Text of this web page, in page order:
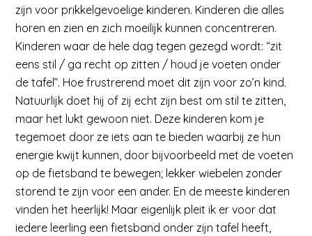
zijn voor prikkelgevoelige kinderen. Kinderen die alles
horen en zien en zich moeilijk kunnen concentreren.
Kinderen waar de hele dag tegen gezegd wordt: “zit
eens stil / ga recht op zitten / houd je voeten onder
de tafel”. Hoe frustrerend moet dit zijn voor zo’n kind.
Natuurlijk doet hij of zij echt zijn best om stil te zitten,
maar het lukt gewoon niet. Deze kinderen kom je
tegemoet door ze iets aan te bieden waarbij ze hun
energie kwijt kunnen, door bijvoorbeeld met de voeten
op de fietsband te bewegen; lekker wiebelen zonder
storend te zijn voor een ander. En de meeste kinderen
vinden het heerlijk! Maar eigenlijk pleit ik er voor dat
iedere leerling een fietsband onder zijn tafel heeft,